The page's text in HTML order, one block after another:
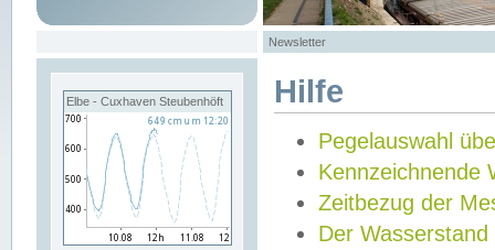
Newsletter
Elbe - Cuxhaven Steubenhöft Hilfe
Pegelauswahl
Kennzeichnende
Zeitbezug der
Der Wasserstand